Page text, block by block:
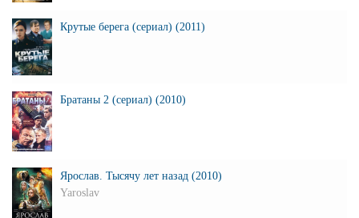
Крутые берега (сериал) (2011)
Братаны 2 (сериал) (2010)
Ярослав. Тысячу лет назад (2010)
Yaroslav